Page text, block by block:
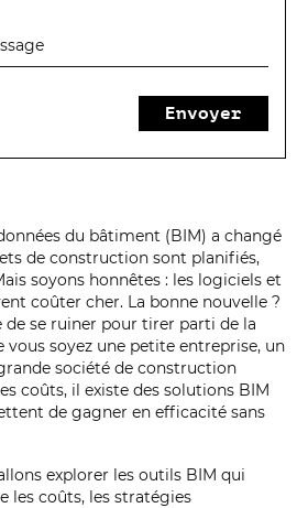
Envoyer
du bâtiment (BIM) a changé
de construction sont planifiés,
soyons honnêtes : les logiciels et
coûter cher. La bonne nouvelle ?
de se ruiner pour tirer parti de la
vous soyez une petite entreprise, un
société de construction
coûts, il existe des solutions BIM
de gagner en efficacité sans
explorer les outils BIM qui
les coûts, les stratégies